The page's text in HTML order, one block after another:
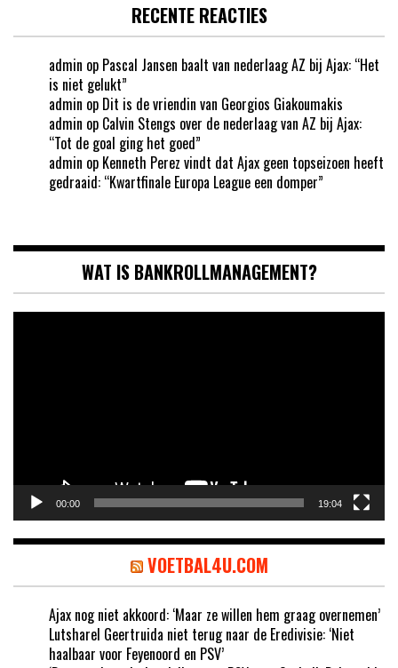
RECENTE REACTIES
admin op Pascal Jansen baalt van nederlaag AZ bij Ajax: “Het
is niet gelukt”
admin op Dit is de vriendin van Georgios Giakoumakis
admin op Calvin Stengs over de nederlaag van AZ bij Ajax:
“Tot de goal ging het goed”
admin op Kenneth Perez vindt dat Ajax geen topseizoen heeft
gedraaid: “Kwartfinale Europa League een domper”
WAT IS BANKROLLMANAGEMENT?
00:00 19:04
VOETBAL4U.COM
Ajax nog niet akkoord: ‘Maar ze willen hem graag overnemen’
Lutsharel Geertruida niet terug naar de Eredivisie: ‘Niet
haalbaar voor Feyenoord en PSV’